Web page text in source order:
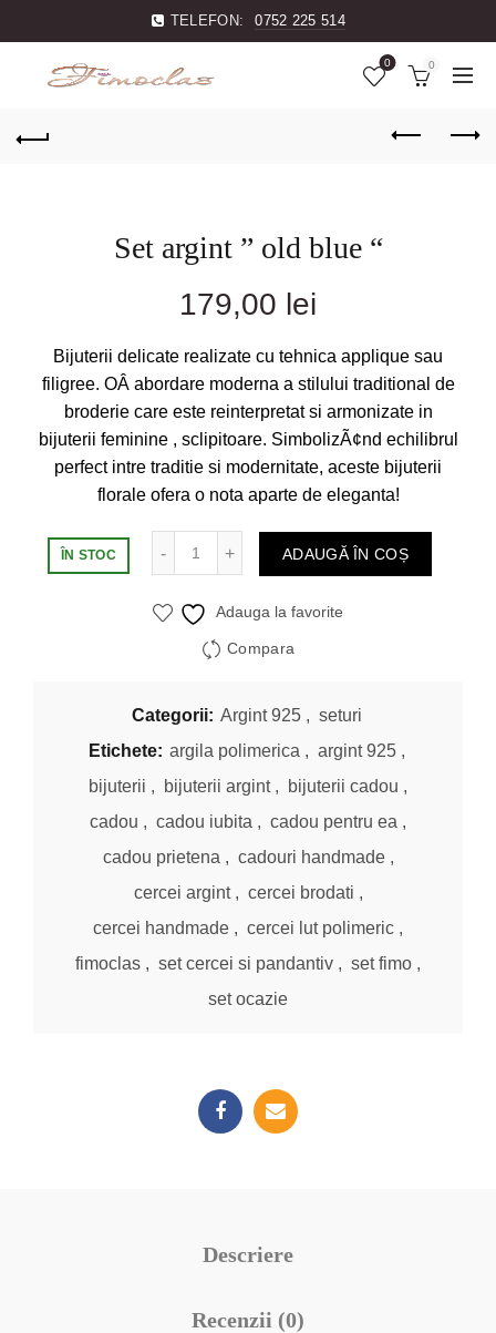
TELEFON: 0752 225 514
0 0
Set argint ” old blue “
179,00 lei
Bijuterii delicate realizate cu tehnica applique sau
filigree. OÂ abordare moderna a stilului traditional de
broderie care este reinterpretat si armonizate in
bijuterii feminine , sclipitoare. SimbolizÃ¢nd echilibrul
perfect intre traditie si modernitate, aceste bijuterii
florale ofera o nota aparte de eleganta!
ÎN STOC ADAUGĂ ÎN COȘ
Adauga la favorite
Compara
Categorii: Argint 925 , seturi
Etichete: argila polimerica , argint 925 ,
bijuterii , bijuterii argint , bijuterii cadou ,
cadou , cadou iubita , cadou pentru ea ,
cadou prietena , cadouri handmade ,
cercei argint , cercei brodati ,
cercei handmade , cercei lut polimeric ,
fimoclas , set cercei si pandantiv , set fimo ,
set ocazie
Descriere
Recenzii (0)